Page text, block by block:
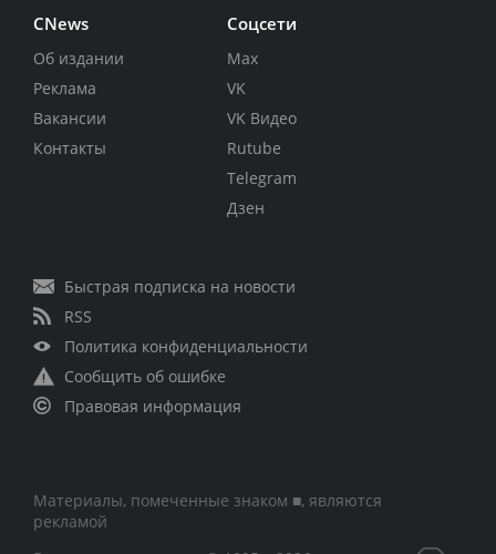
CNews
Об издании
Реклама
Вакансии
Контакты
Соцсети
Max
VK
VK Видео
Rutube
Telegram
Дзен
Быстрая подписка на новости
RSS
Политика конфиденциальности
Сообщить об ошибке
Правовая информация
Материалы, помеченные знаком ■, являются
рекламой